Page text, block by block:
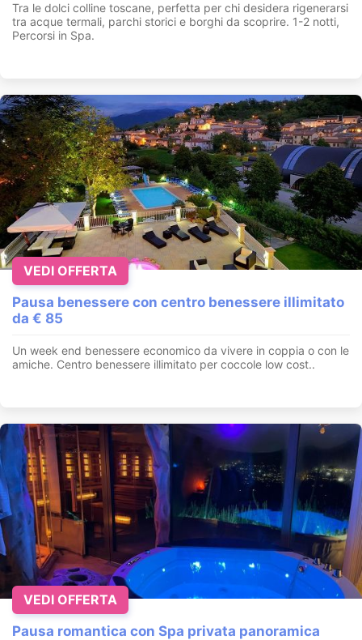
Tra le dolci colline toscane, perfetta per chi desidera rigenerarsi
tra acque termali, parchi storici e borghi da scoprire. 1-2 notti,
Percorsi in Spa.
Pausa benessere con centro benessere illimitato
da € 85
Un week end benessere economico da vivere in coppia o con le
amiche. Centro benessere illimitato per coccole low cost..
VEDI OFFERTA
Pausa romantica con Spa privata panoramica
VEDI OFFERTA